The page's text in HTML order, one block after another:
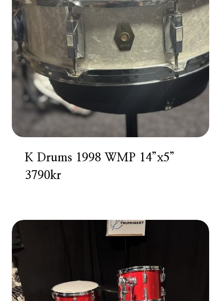
K Drums 1998 WMP 14”x5”
3790kr